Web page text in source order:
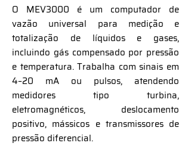
O MEV3000 é um computador de
vazão universal para medição e
totalização de líquidos e gases,
incluindo gás compensado por pressão
e temperatura. Trabalha com sinais em
4–20 mA ou pulsos, atendendo
medidores tipo turbina,
eletromagnéticos, deslocamento
positivo, mássicos e transmissores de
pressão diferencial.